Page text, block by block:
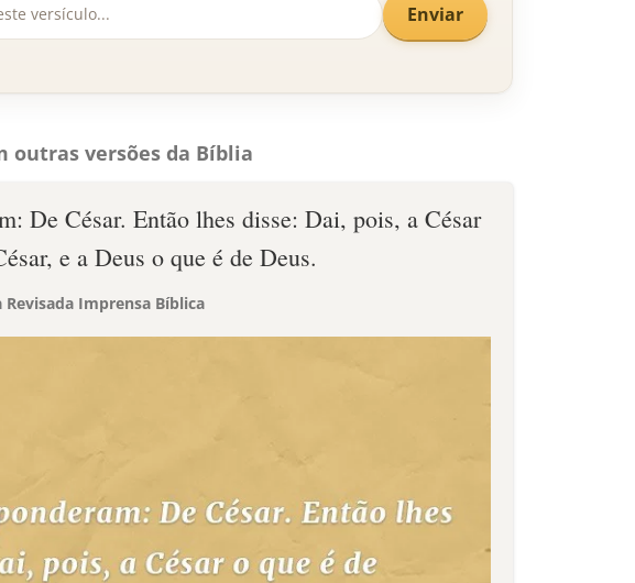
Enviar
outras versões da Bíblia
De César. Então lhes disse: Dai, pois, a César
e a Deus o que é de Deus.
Revisada Imprensa Bíblica